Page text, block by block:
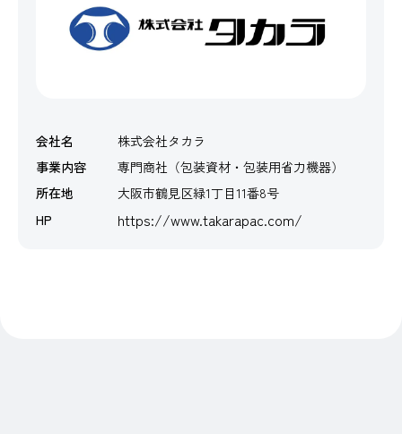
会社名
株式会社タカラ
事業内容
専門商社（包装資材・包装用省力機器）
所在地
大阪市鶴見区緑1丁目11番8号
HP
https://www.takarapac.com/